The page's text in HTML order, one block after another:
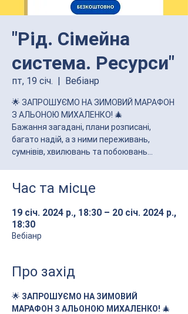
"Рід. Сімейна
система. Ресурси"
пт, 19 січ.
  |
Вебіанр
🌟 ЗАПРОШУЄМО НА ЗИМОВИЙ МАРАФОН
З АЛЬОНОЮ МИХАЛЕНКО! 🎄
Бажання загадані, плани розписані,
багато надій, а з ними переживань,
Час та місце
19 січ. 2024 р., 18:30 – 20 січ. 2024 р.,
18:30
Вебіанр
Про захід
🌟 ЗАПРОШУЄМО НА ЗИМОВИЙ
МАРАФОН З АЛЬОНОЮ МИХАЛЕНКО! 🎄